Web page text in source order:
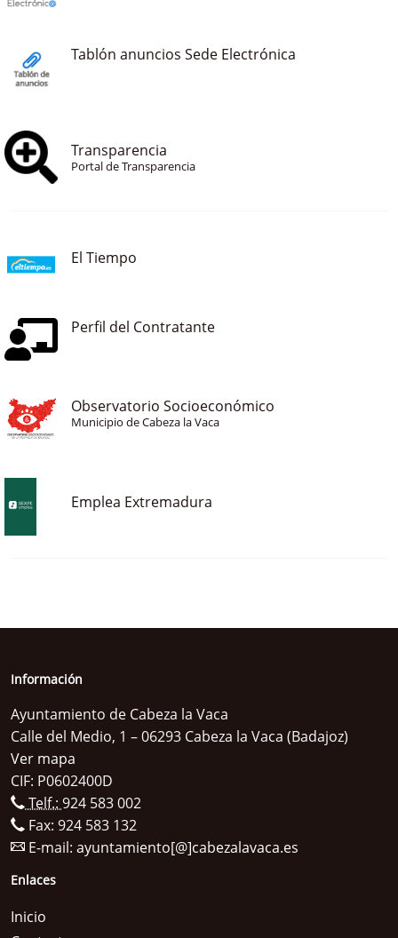
Tablón anuncios Sede Electrónica
Transparencia
Portal de Transparencia
El Tiempo
Perfil del Contratante
Observatorio Socioeconómico
Municipio de Cabeza la Vaca
Emplea Extremadura
Información
Ayuntamiento de Cabeza la Vaca
Calle del Medio, 1 – 06293 Cabeza la Vaca (Badajoz)
Ver mapa
CIF: P0602400D
Telf.: 924 583 002
Fax: 924 583 132
E-mail: ayuntamiento[@]cabezalavaca.es
Enlaces
Inicio